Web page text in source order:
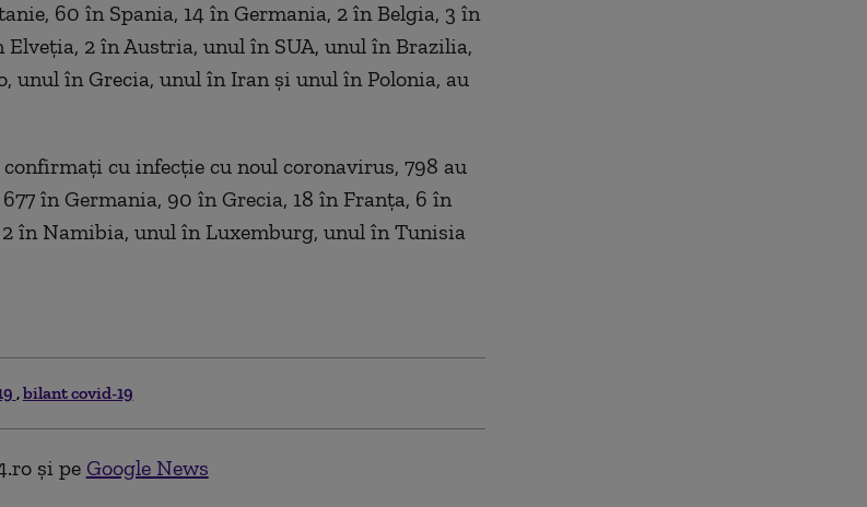
60 în Spania, 14 în Germania, 2 în Belgia, 3 în
Elveția, 2 în Austria, unul în SUA, unul în Brazilia,
unul în Grecia, unul în Iran și unul în Polonia, au
cu infecție cu noul coronavirus, 798 au
în Germania, 90 în Grecia, 18 în Franța, 6 în
2 în Namibia, unul în Luxemburg, unul în Tunisia
bilant covid-19
și pe Google News